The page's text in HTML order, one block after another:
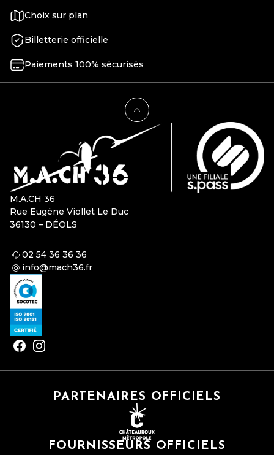
Choix sur plan
Billetterie officielle
Paiements 100% sécurisés
M.A.CH 36
Rue Eugène Viollet Le Duc
36130 – DÉOLS
02 54 36 36 36
info@mach36.fr
PARTENAIRES OFFICIELS
FOURNISSEURS OFFICIELS